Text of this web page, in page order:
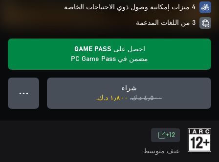
4 ميزات إمكانية وصول ذوي الاحتياجات الخاصة
3 من اللغات المدعمة
احصل على GAME PASS
مضمن في PC Game Pass
شراء
٤٫٥٠٠ د.ك.‏
١٫٨٠٠ د.ك.‏
عنف متوسط